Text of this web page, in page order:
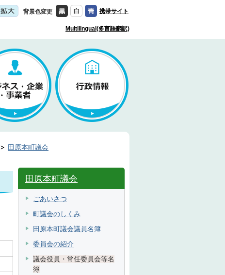
背景色変更 携帯サイト
Multilingual(多言語翻訳)
田原本町議会
田原本町議会
ごあいさつ
町議会のしくみ
田原本町議会議員名簿
委員会の紹介
議会役員・常任委員会等名
簿